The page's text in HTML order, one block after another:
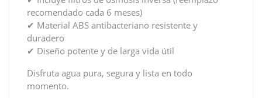
recomendado cada 6 meses)
✔ Material ABS antibacteriano resistente y
duradero
✔ Diseño potente y de larga vida útil
Disfruta agua pura, segura y lista en todo
momento.